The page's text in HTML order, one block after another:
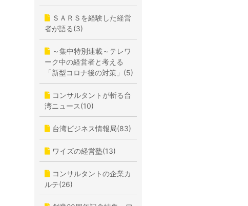
ＳＡＲＳを経験した経営
者が語る(3)
～集中特別連載～テレワ
ーク中の経営者と考える
「新型コロナ後の対策」(5)
コンサルタントが斬る台
湾ニュース(10)
台湾ビジネス情報局(83)
ワイズの経営塾(13)
コンサルタントの企業カ
ルテ(26)